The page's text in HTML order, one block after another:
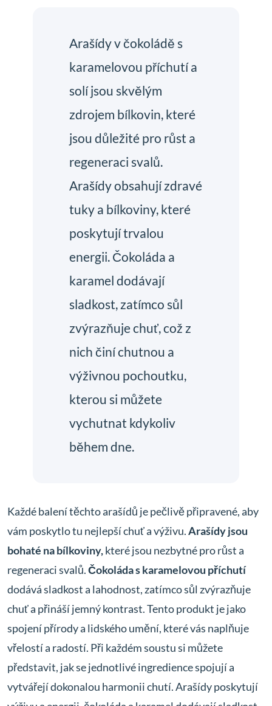
Arašídy v čokoládě s
karamelovou příchutí a
solí jsou skvělým
zdrojem bílkovin, které
jsou důležité pro růst a
regeneraci svalů.
Arašídy obsahují zdravé
tuky a bílkoviny, které
poskytují trvalou
energii. Čokoláda a
karamel dodávají
sladkost, zatímco sůl
zvýrazňuje chuť, což z
nich činí chutnou a
výživnou pochoutku,
kterou si můžete
vychutnat kdykoliv
během dne.
Každé balení těchto arašídů je pečlivě připravené, aby
vám poskytlo tu nejlepší chuť a výživu.Arašídy jsou
bohaté na bílkoviny,které jsou nezbytné pro růst a
regeneraci svalů.Čokoláda s karamelovou příchutí
dodává sladkost a lahodnost, zatímco sůl zvýrazňuje
chuť a přináší jemný kontrast. Tento produkt je jako
spojení přírody a lidského umění, které vás naplňuje
vřelostí a radostí. Při každém soustu si můžete
představit, jak se jednotlivé ingredience spojují a
vytvářejí dokonalou harmonii chutí. Arašídy poskytují